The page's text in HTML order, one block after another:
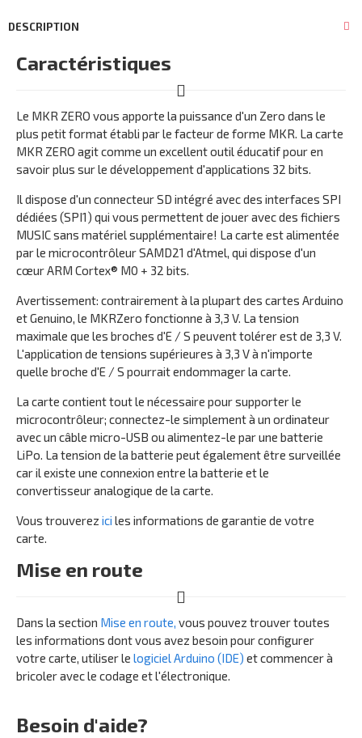
DESCRIPTION
Caractéristiques
Le MKR ZERO vous apporte la puissance d'un Zero dans le
plus petit format établi par le facteur de forme MKR. La carte
MKR ZERO agit comme un excellent outil éducatif pour en
savoir plus sur le développement d'applications 32 bits.
Il dispose d'un connecteur SD intégré avec des interfaces SPI
dédiées (SPI1) qui vous permettent de jouer avec des fichiers
MUSIC sans matériel supplémentaire! La carte est alimentée
par le microcontrôleur SAMD21 d'Atmel, qui dispose d'un
cœur ARM Cortex® M0 + 32 bits.
Avertissement: contrairement à la plupart des cartes Arduino
et Genuino, le MKRZero fonctionne à 3,3 V. La tension
maximale que les broches d'E / S peuvent tolérer est de 3,3 V.
L'application de tensions supérieures à 3,3 V à n'importe
quelle broche d'E / S pourrait endommager la carte.
La carte contient tout le nécessaire pour supporter le
microcontrôleur; connectez-le simplement à un ordinateur
avec un câble micro-USB ou alimentez-le par une batterie
LiPo. La tension de la batterie peut également être surveillée
car il existe une connexion entre la batterie et le
convertisseur analogique de la carte.
Vous trouverez ici les informations de garantie de votre
carte.
Mise en route
Dans la section Mise en route, vous pouvez trouver toutes
les informations dont vous avez besoin pour configurer
votre carte, utiliser le logiciel Arduino (IDE) et commencer à
bricoler avec le codage et l'électronique.
Besoin d'aide?